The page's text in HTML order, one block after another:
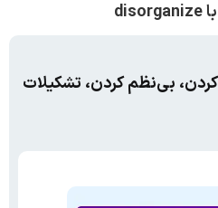
بی‌نظم کردن، تشکیلات